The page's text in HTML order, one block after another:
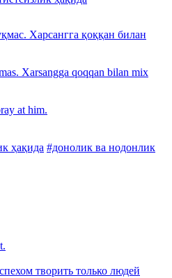
Харсангга қоққан билан
Xarsangga qoqqan bilan mix
at him.
ҳақида #донолик ва нодонлик
творить только людей